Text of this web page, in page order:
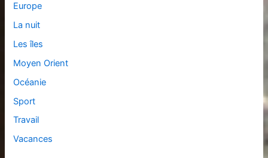
Europe
La nuit
Les îles
Moyen Orient
Océanie
Sport
Travail
Vacances